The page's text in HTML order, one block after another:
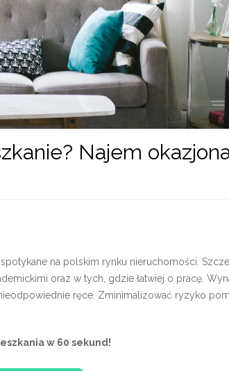
Najem
na polskim rynku nieruchomości.
oraz w tych, gdzie łatwiej o pracę.
ręce. Zminimalizować ryzyko
w 60 sekund!